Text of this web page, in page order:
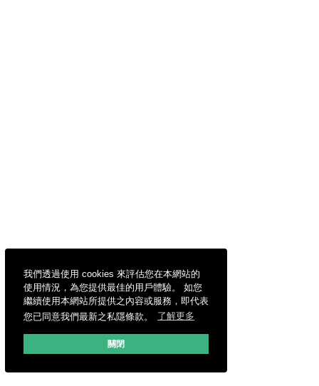
我們透過使用 cookies 來評估您在本網站的
使用情況，為您提供最佳的用戶體驗。 如您
繼續使用本網站所提供之內容或服務，即代表
您已同意我們最新之私隱條款。
了解更多
關閉